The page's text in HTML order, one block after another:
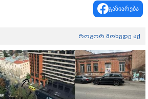
გაზიარება
როგორ მოხვდე აქ